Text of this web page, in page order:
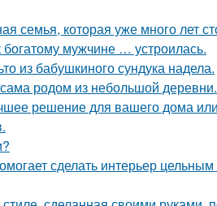
семья, которая уже много лет
мужчине … устроилась.
из бабушкиного сундука надела.
родом из небольшой деревни.
решение для вашего дома
сделать интерьер